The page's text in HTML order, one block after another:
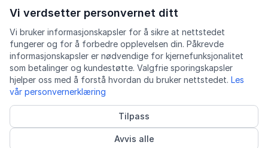
Vi verdsetter personvernet ditt
Vi bruker informasjonskapsler for å sikre at nettstedet
fungerer og for å forbedre opplevelsen din. Påkrevde
informasjonskapsler er nødvendige for kjernefunksjonalitet
som betalinger og kundestøtte. Valgfrie sporingskapsler
hjelper oss med å forstå hvordan du bruker nettstedet. Les
vår personvernerklæring
Tilpass
Avvis alle
iOS app
FacebookInstagram
YoutubeLinkedIn
Personvern
© 2026 Lingu AS Godkjent kurstilbyder